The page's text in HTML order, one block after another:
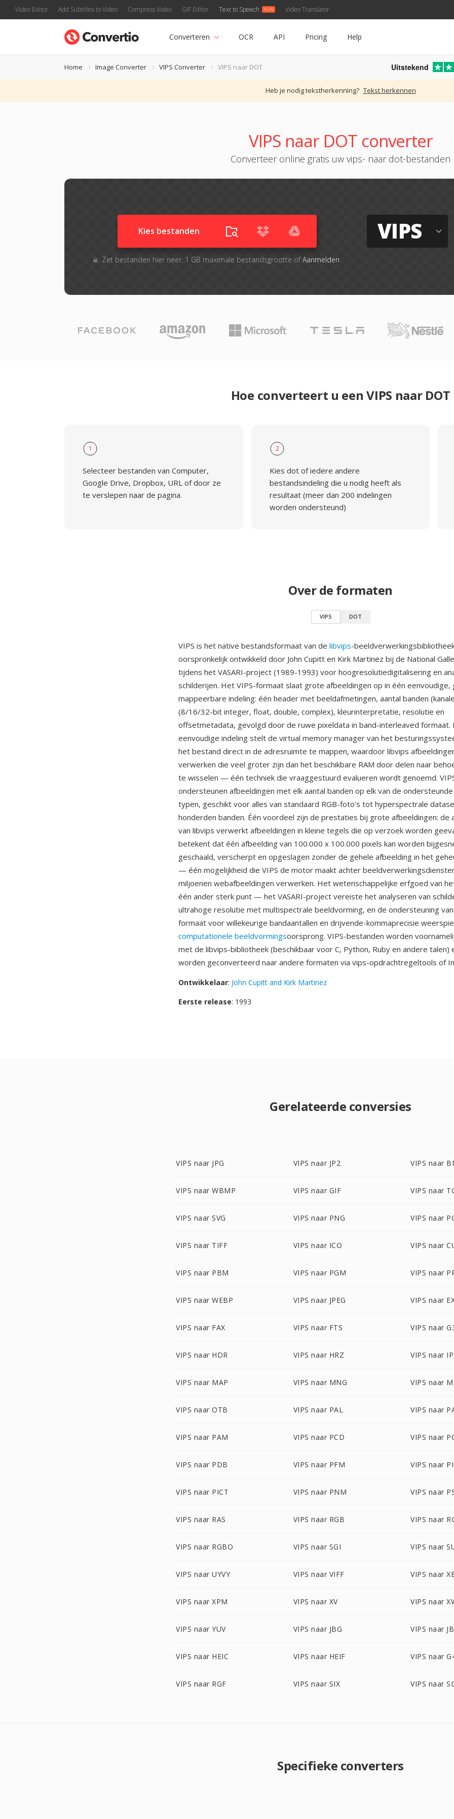
Video Editor Add Subtitles to Video Compress Video GIF Editor Text to Speech Video Translator
Converteren OCR API Pricing Help
Home Image Converter VIPS Converter VIPS naar DOT Uitstekend
Heb je nodig tekstherkenning? Tekst herkennen
VIPS naar DOT converter
Converteer online gratis uw vips- naar dot-bestanden
Kies bestanden
Zet bestanden hier neer. 1 GB maximale bestandsgrootte ofAanmelden
VIPS
Hoe converteert u een VIPS naar DOT
1
Selecteer bestanden van Computer,
Google Drive, Dropbox, URL of door ze
te verslepen naar de pagina.
2
Kies dot of iedere andere
bestandsindeling die u nodig heeft als
resultaat (meer dan 200 indelingen
worden ondersteund)
Over de formaten
VIPS DOT
VIPS is het native bestandsformaat van de libvips-
oorspronkelijk ontwikkeld door John Cupitt en Kirk Martinez bij de National
tijdens het VASARI-project (1989-1993) voor hoogresolutiedigitalisering en
schilderijen. Het VIPS-formaat slaat grote afbeeldingen op in één eenvoudige,
mappeerbare indeling: één header met beeldafmetingen, aantal banden
(8/16/32-bit integer, float, double, complex), kleurinterpretatie, resolutie en
offsetmetadata, gevolgd door de ruwe pixeldata in band-interleaved formaat.
eenvoudige indeling stelt de virtual memory manager van het
het bestand direct in de adresruimte te mappen, waardoor libvips
verwerken die veel groter zijn dan het beschikbare RAM door delen naar
te wisselen — één techniek die vraaggestuurd evalueren wordt genoemd.
ondersteunen afbeeldingen met elk aantal banden op elk van de
typen, geschikt voor alles van standaard RGB-foto's tot hyperspectrale
honderden banden. Één voordeel zijn de prestaties bij grote afbeeldingen: de
van libvips verwerkt afbeeldingen in kleine tegels die op verzoek worden
betekent dat één afbeelding van 100.000 x 100.000 pixels kan worden
geschaald, verscherpt en opgeslagen zonder de gehele afbeelding in het
— één mogelijkheid die VIPS de motor maakt achter
miljoenen webafbeeldingen verwerken. Het wetenschappelijke erfgoed van
één ander sterk punt — het VASARI-project vereiste het analyseren van
ultrahoge resolutie met multispectrale beeldvorming, en de ondersteuning
formaat voor willekeurige bandaantallen en drijvende-kommaprecisie
computationele beeldvormingsoorsprong. VIPS-bestanden worden
met de libvips-bibliotheek (beschikbaar voor C, Python, Ruby en andere talen)
worden geconverteerd naar andere formaten via vips-opdrachtregeltools of
Ontwikkelaar: John Cupitt and Kirk Martinez
Eerste release: 1993
Gerelateerde conversies
VIPS naar JPG VIPS naar JP2 VIPS naar
VIPS naar WBMP VIPS naar GIF VIPS naar
VIPS naar SVG VIPS naar PNG VIPS naar
VIPS naar TIFF VIPS naar ICO VIPS naar
VIPS naar PBM VIPS naar PGM VIPS naar
VIPS naar WEBP VIPS naar JPEG VIPS naar
VIPS naar FAX VIPS naar FTS VIPS naar
VIPS naar HDR VIPS naar HRZ VIPS naar
VIPS naar MAP VIPS naar MNG VIPS naar
VIPS naar OTB VIPS naar PAL VIPS naar
VIPS naar PAM VIPS naar PCD VIPS naar
VIPS naar PDB VIPS naar PFM VIPS naar
VIPS naar PICT VIPS naar PNM VIPS naar
VIPS naar RAS VIPS naar RGB VIPS naar
VIPS naar RGBO VIPS naar SGI VIPS naar
VIPS naar UYVY VIPS naar VIFF VIPS naar
VIPS naar XPM VIPS naar XV VIPS naar
VIPS naar YUV VIPS naar JBG VIPS naar
VIPS naar HEIC VIPS naar HEIF VIPS naar
VIPS naar RGF VIPS naar SIX VIPS naar
Specifieke converters